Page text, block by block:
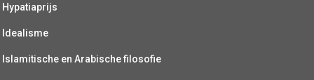
Hypatiaprijs
Idealisme
Islamitische en Arabische filosofie